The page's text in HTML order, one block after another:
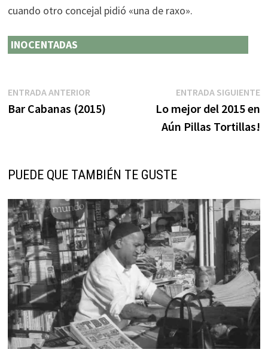
cuando otro concejal pidió «una de raxo».
INOCENTADAS
Navegación
de
ENTRADA ANTERIOREntrada
anterior:
Bar Cabanas (2015)
ENTRADA SIGUIENTE
Lo mejor del 2015 en
Aún Pillas Tortillas!
PUEDE QUE TAMBIÉN TE GUSTE